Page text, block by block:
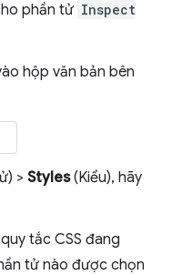
phần tử Inspect
hộp văn bản bên
> Styles(Kiểu), hãy
tắc CSS đang
tử nào được chọn